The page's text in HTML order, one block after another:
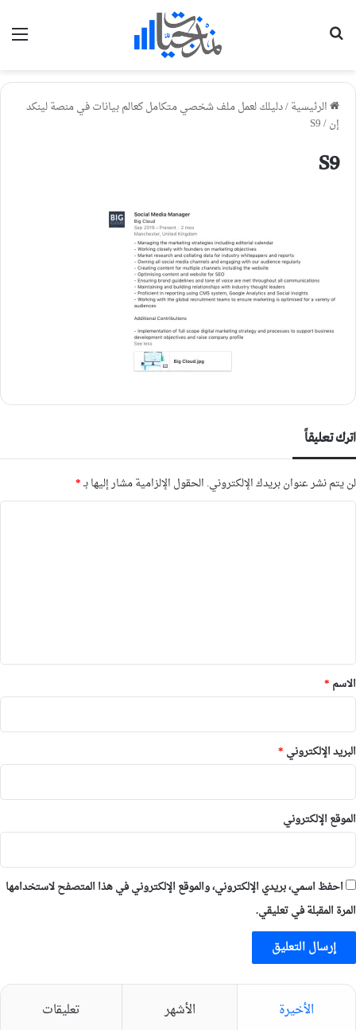
الرئيسية/دليلك لعمل ملف شخصي متكامل كعالم بيانات في منصة لينكد
إن/
S9
S9
اترك تعليقاً
لن يتم نشر عنوان بريدك الإلكتروني. الحقول الإلزامية مشار إليها بـ*
*
الاسم *
البريد الإلكتروني *
الموقع الإلكتروني
احفظ اسمي، بريدي الإلكتروني، والموقع الإلكتروني في هذا المتصفح لاستخدامها
المرة المقبلة في تعليقي.
الأخيرة الأشهر تعليقات